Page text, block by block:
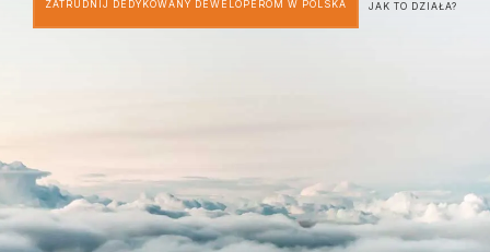
ZATRUDNIJ DEDYKOWANY DEWELOPEROM W POLSKA JAK TO DZIAŁA?